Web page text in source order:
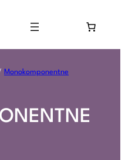
Monokomponentne